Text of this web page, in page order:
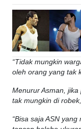
“Tidak mungkin
oleh orang yang tak
Menurur Asman,
tak mungkin di
“Bisa saja ASN